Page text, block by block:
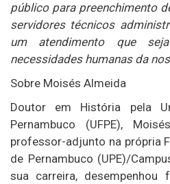
público para preenchimento
servidores técnicos
um atendimento que
necessidades humanas da
Sobre Moisés Almeida
Doutor em História pela
Pernambuco (UFPE),
professor-adjunto na própria
de Pernambuco (UPE)/
sua carreira, desempenhou